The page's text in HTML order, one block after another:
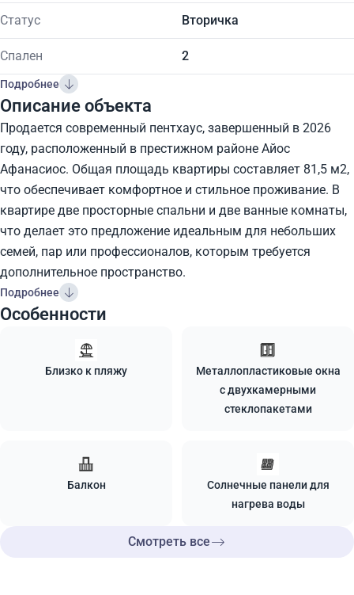
Статус Вторичка
Спален 2
Подробнее
Описание объекта
Продается современный пентхаус, завершенный в 2026
году, расположенный в престижном районе Айос
Афанасиос. Общая площадь квартиры составляет 81,5 м2,
что обеспечивает комфортное и стильное проживание. В
квартире две просторные спальни и две ванные комнаты,
что делает это предложение идеальным для небольших
семей, пар или профессионалов, которым требуется
дополнительное пространство.
Подробнее
Особенности
Близко к пляжу
Металлопластиковые окна
с двухкамерными
стеклопакетами
Балкон
Солнечные панели для
нагрева воды
Смотреть все